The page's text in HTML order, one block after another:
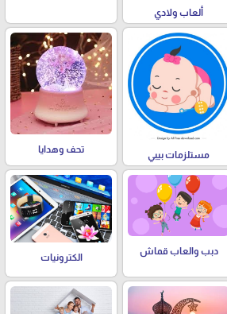
ألعاب ولادي
مستلزمات بيبي
تحف وهدايا
دبب والعاب قماش
الكترونيات